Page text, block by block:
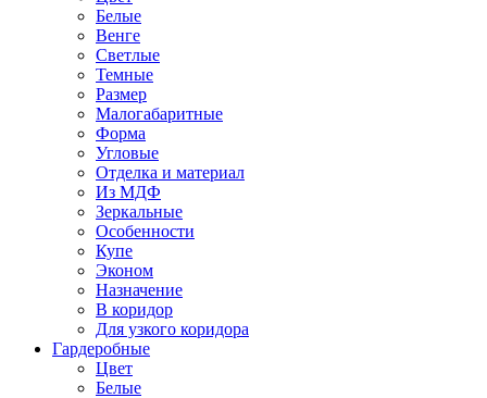
Белые
Венге
Светлые
Темные
Размер
Малогабаритные
Форма
Угловые
Отделка и материал
Из МДФ
Зеркальные
Особенности
Купе
Эконом
Назначение
В коридор
Для узкого коридора
Гардеробные
Цвет
Белые